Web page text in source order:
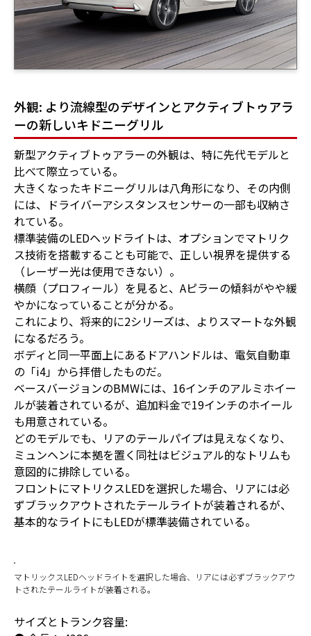
外観: より流線型のデザインとアクティブトゥアラ
ーの新しいキドニーグリル
新型アクティブトゥアラーの外観は、特に先代モデルと
比べて際立っている。
大きくなったキドニーグリルは八角形になり、その内側
には、ドライバーアシスタンスセンサーの一部も収納さ
れている。
標準装備のLEDヘッドライトは、オプションでマトリク
ス技術を搭載することも可能で、正しい視界を提供する
（レーザー光は使用できない）。
横顔（プロフィール）を見ると、Aピラーの傾斜がやや緩
やかになっていることが分かる。
これにより、将来的に2シリーズは、よりスマートな外観
になるだろう。
ボディと同一平面上にあるドアハンドルは、電気自動車
の「i4」から拝借したものだ。
ベースバージョンのBMWには、16インチのアルミホイー
ルが装着されているが、追加料金で19インチのホイール
も用意されている。
どのモデルでも、リアのテールパイプは見えなくなり、
ミュンヘンに本拠を置く同社はビジュアル的なトリムも
意図的に排除している。
フロントにマトリクスLEDを選択した場合、リアには必
ずブラックアウトされたテールライトが装着されるが、
基本的なライトにもLEDが標準装備されている。
マトリックスLEDヘッドライトを選択した場合、リアには必ずブラックアウ
トされたテールライトが装着される。
サイズとトランク容量: